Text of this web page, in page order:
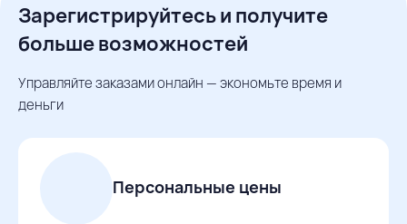
Зарегистрируйтесь и получите
больше возможностей
Управляйте заказами онлайн — экономьте время и
деньги
Персональные цены